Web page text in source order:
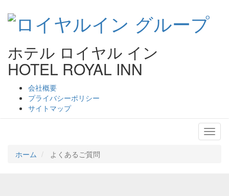
ホテル ロイヤル イン
HOTEL ROYAL INN
会社概要
プライバシーポリシー
サイトマップ
ホーム よくあるご質問